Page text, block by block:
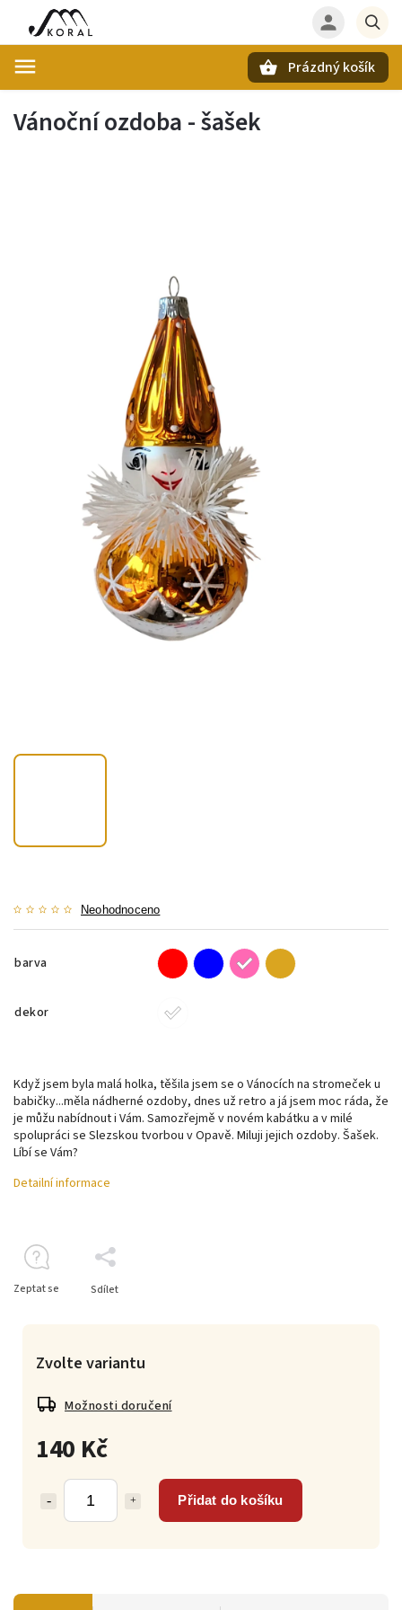
Prázdný košík
Vánoční ozdoba - šašek
Neohodnoceno
barva
dekor
140 Kč
Přidat do košíku
Zvolte variantu
Možnosti doručení
Když jsem byla malá holka, těšila jsem se o Vánocích na stromeček u
babičky...měla nádherné ozdoby, dnes už retro a já jsem moc ráda, že
je můžu nabídnout i Vám. Samozřejmě v novém kabátku a v milé
spolupráci se Slezskou tvorbou v Opavě. Miluji jejich ozdoby. Šašek.
Líbí se Vám?
Detailní informace
Zeptat se Sdílet